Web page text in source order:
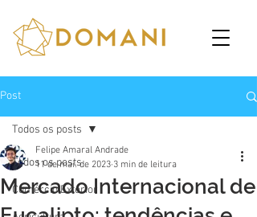
Post
Todos os posts
Comércio Exterior
Todos os posts
Mercado Internacional de
Felipe Amaral Andrade
11 de mai. de 2023 3 min de leitura